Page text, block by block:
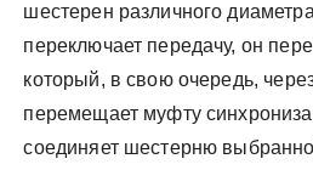
шестерен различного
переключает передачу, он
который, в свою очередь,
перемещает муфту
соединяет шестерню